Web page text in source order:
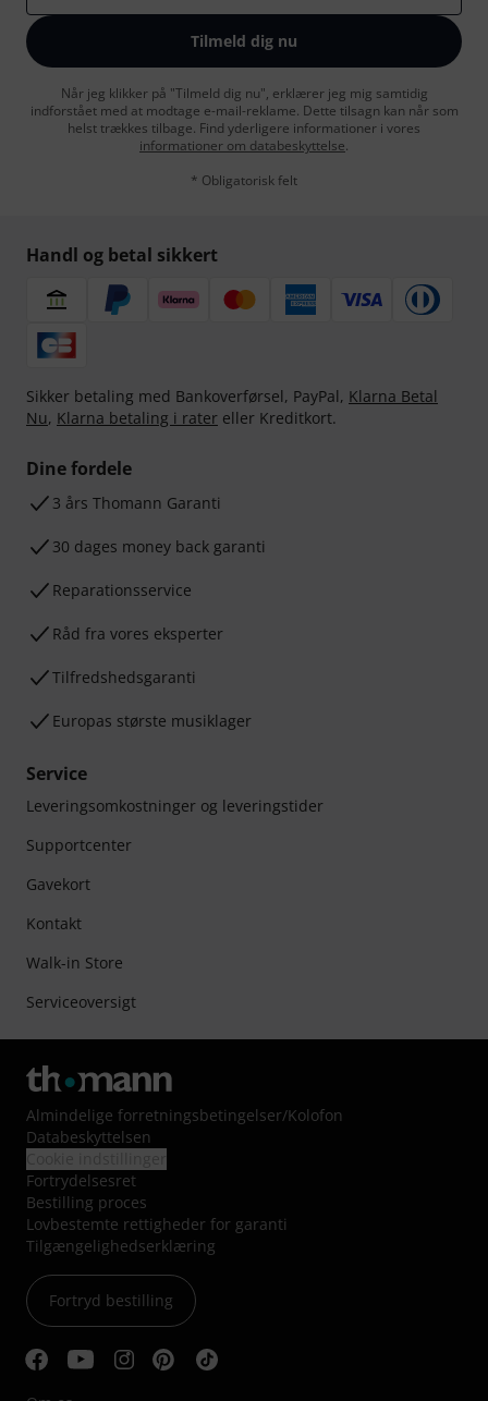
Tilmeld dig nu
Når jeg klikker på "Tilmeld dig nu", erklærer jeg mig samtidig
indforstået med at modtage e-mail-reklame. Dette tilsagn kan når som
helst trækkes tilbage. Find yderligere informationer i vores
informationer om databeskyttelse.
* Obligatorisk felt
Handl og betal sikkert
Sikker betaling med Bankoverførsel, PayPal, Klarna Betal
Nu, Klarna betaling i rater eller Kreditkort.
Dine fordele
3 års Thomann Garanti
30 dages money back garanti
Reparationsservice
Råd fra vores eksperter
Tilfredshedsgaranti
Europas største musiklager
Service
Leveringsomkostninger og leveringstider
Supportcenter
Gavekort
Kontakt
Walk-in Store
Serviceoversigt
Almindelige forretningsbetingelser/Kolofon
Databeskyttelsen
Fortrydelsesret
Bestilling proces
Lovbestemte rettigheder for garanti
Tilgængelighedserklæring
Fortryd bestilling